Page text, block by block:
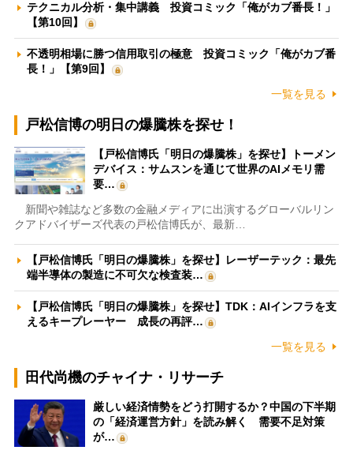
テクニカル分析・集中講義 投資コミック「俺がカブ番長！」
【第10回】
不透明相場に勝つ信用取引の極意 投資コミック「俺がカブ番
長！」【第9回】
一覧を見る
戸松信博の明日の爆騰株を探せ！
【戸松信博氏「明日の爆騰株」を探せ】トーメン
デバイス：サムスンを通じて世界のAIメモリ需
要…
新聞や雑誌など多数の金融メディアに出演するグローバルリン
クアドバイザーズ代表の戸松信博氏が、最新…
【戸松信博氏「明日の爆騰株」を探せ】レーザーテック：最先
端半導体の製造に不可欠な検査装…
【戸松信博氏「明日の爆騰株」を探せ】TDK：AIインフラを支
えるキープレーヤー 成長の再評…
一覧を見る
田代尚機のチャイナ・リサーチ
厳しい経済情勢をどう打開するか？中国の下半期
の「経済運営方針」を読み解く 需要不足対策
が…